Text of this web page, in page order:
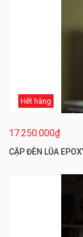
Hết hàng
17.250.000₫
CẶP ĐÈN LŨA